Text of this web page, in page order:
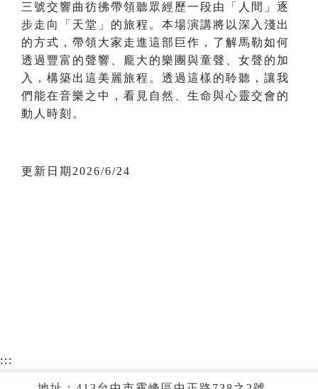
三號交響曲彷彿帶領聽眾經歷一段由「人間」逐
步走向「天堂」的旅程。本場演講將以深入淺出
的方式，帶領大家走進這部巨作，了解馬勒如何
透過豐富的聲響、龐大的樂團與童聲、女聲的加
入，構築出這美麗旅程。透過這樣的聆聽，讓我
們能在音樂之中，看見自然、生命與心靈交會的
動人時刻。
更新日期2026/6/24
:::